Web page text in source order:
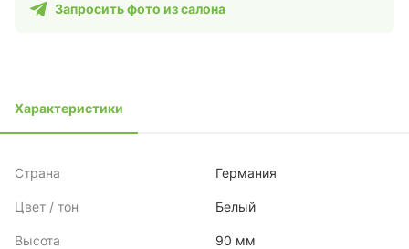
Запросить фото из салона
Характеристики
Страна Германия
Цвет / тон Белый
Высота 90 мм